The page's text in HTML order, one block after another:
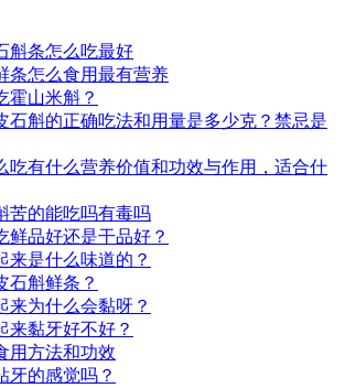
斛条怎么吃最好
条怎么食用最有营养
霍山米斛？
石斛的正确吃法和用量是多少克？禁忌是
吃有什么营养价值和功效与作用，适合什
苦的能吃吗有毒吗
鲜品好还是干品好？
来是什么味道的？
石斛鲜条？
来为什么会黏呀？
来黏牙好不好？
用方法和功效
牙的感觉吗？